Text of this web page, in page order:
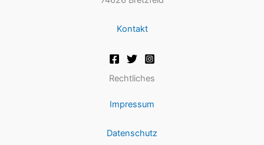
Kontakt
Rechtliches
Impressum
Datenschutz